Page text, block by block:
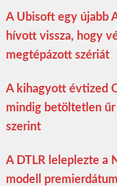
A Ubisoft egy újabb
hívott vissza, hogy
megtépázott szériát
A kihagyott évtized
mindig betöltetlen
szerint
A DTLR leleplezte a
modell